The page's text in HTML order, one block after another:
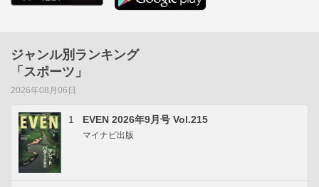
ジャンル別ランキング
「スポーツ」
2026年08月06日
1 EVEN 2026年9月号 Vol.215
マイナビ出版